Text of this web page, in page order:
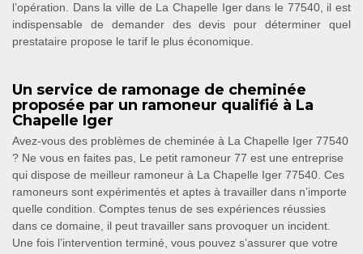
l’opération. Dans la ville de La Chapelle Iger dans le 77540, il est
indispensable de demander des devis pour déterminer quel
prestataire propose le tarif le plus économique.
Un service de ramonage de cheminée
proposée par un ramoneur qualifié à La
Chapelle Iger
Avez-vous des problèmes de cheminée à La Chapelle Iger 77540
? Ne vous en faites pas, Le petit ramoneur 77 est une entreprise
qui dispose de meilleur ramoneur à La Chapelle Iger 77540. Ces
ramoneurs sont expérimentés et aptes à travailler dans n’importe
quelle condition. Comptes tenus de ses expériences réussies
dans ce domaine, il peut travailler sans provoquer un incident.
Une fois l’intervention terminé, vous pouvez s’assurer que votre